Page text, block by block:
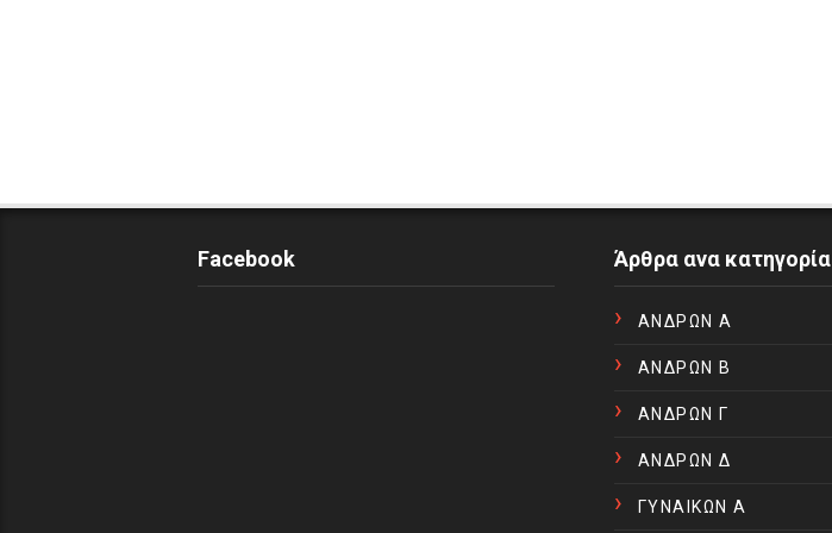
Facebook Άρθρα ανα κατηγορία
ΑΝΔΡΩΝ Α
ΑΝΔΡΩΝ Β
ΑΝΔΡΩΝ Γ
ΑΝΔΡΩΝ Δ
ΓΥΝΑΙΚΩΝ Α